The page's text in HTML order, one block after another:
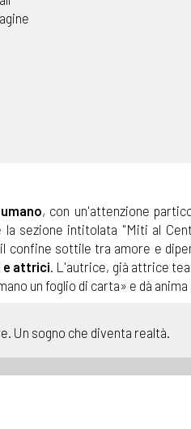
, con un'attenzione
sezione intitolata "Miti al
sottile tra amore e
e attrici. L'autrice, già attrice
un foglio di carta» e dà anima
Un sogno che diventa realtà.